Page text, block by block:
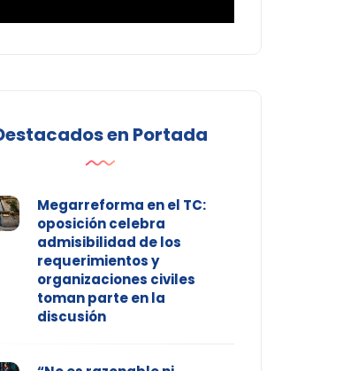
en Portada
Megarreforma en el TC:
oposición celebra
admisibilidad de los
requerimientos y
organizaciones civiles
toman parte en la
discusión